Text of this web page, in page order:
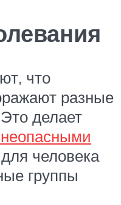
что
разные
делает
человека
группы